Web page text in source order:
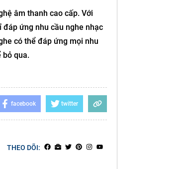
âm thanh cao cấp. Với
ứng nhu cầu nghe nhạc
có thể đáp ứng mọi nhu
bỏ qua.
facebook twitter
THEO DÕI: